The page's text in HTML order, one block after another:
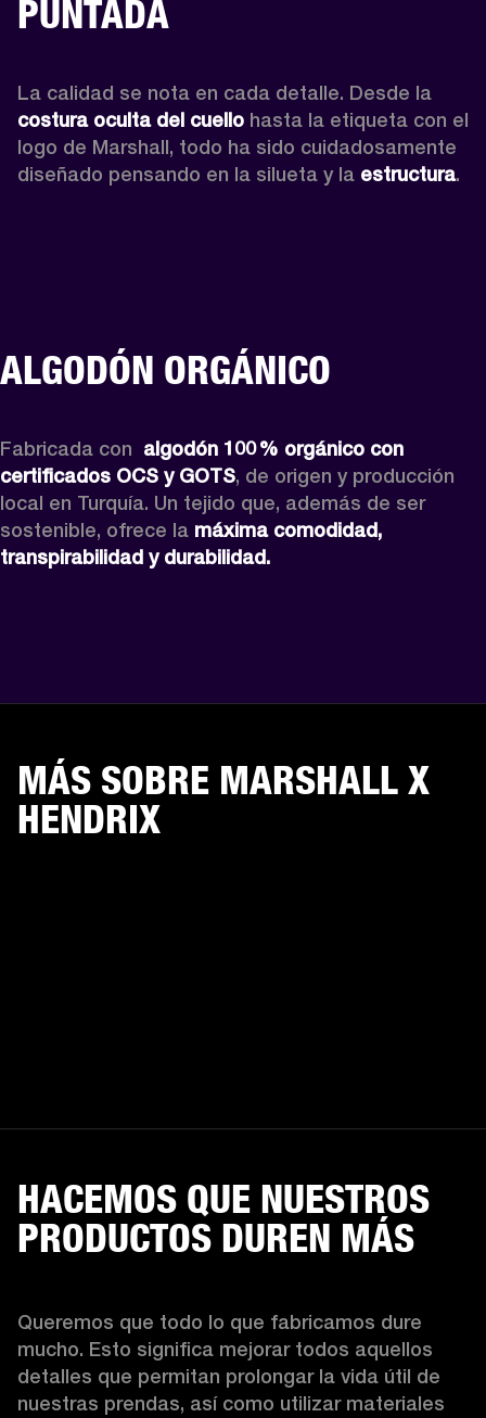
PUNTADA
costura oculta del cuello hasta la etiqueta con el
logo de Marshall, todo ha sido cuidadosamente
diseñado pensando en la silueta y la estructura.
ALGODÓN ORGÁNICO
Fabricada con algodón 100 % orgánico con
certificados OCS y GOTS, de origen y producción
local en Turquía. Un tejido que, además de ser
sostenible, ofrece la máxima comodidad,
transpirabilidad y durabilidad.
MÁS SOBRE MARSHALL X
HENDRIX
HACEMOS QUE NUESTROS
PRODUCTOS DUREN MÁS
Queremos que todo lo que fabricamos dure
mucho. Esto significa mejorar todos aquellos
detalles que permitan prolongar la vida útil de
nuestras prendas, así como utilizar materiales